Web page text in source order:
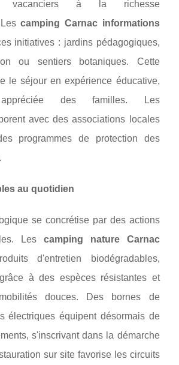
vacanciers à la richesse
Lescamping Carnac informations
initiatives : jardins pédagogiques,
ou sentiers botaniques. Cette
le séjour en expérience éducative,
appréciée des familles. Les
avec des associations locales
programmes de protection des
au quotidien
se concrétise par des actions
Les camping nature Carnac
d'entretien biodégradables,
à des espèces résistantes et
douces. Des bornes de
électriques équipent désormais de
s'inscrivant dans la démarche
sur site favorise les circuits